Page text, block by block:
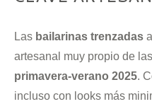
Las bailarinas trenzadas
artesanal muy propio de las
primavera-verano 2025.
incluso con looks más